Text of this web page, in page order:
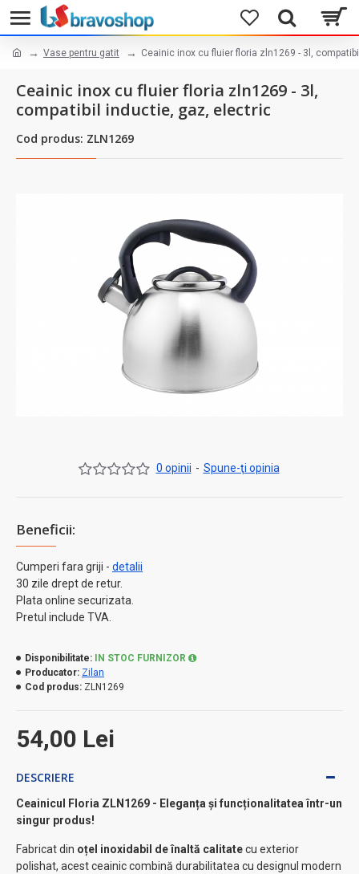
Vase pentru gatit Ceainic inox cu fluier floria zln1269 - 3l,
Ceainic inox cu fluier floria zln1269 - 3l,
compatibil inductie, gaz, electric
Cod produs: ZLN1269
Beneficii:
Cumperi fara griji - detalii
30 zile drept de retur.
Plata online securizata.
Pretul include TVA.
0 opinii - Spune-ţi opinia
54,00 Lei
Disponibilitate:
IN STOC FURNIZOR
Producator: Zilan
Cod produs: ZLN1269
DESCRIERE
Ceainicul Floria ZLN1269 - Eleganța și funcționalitatea într-un
singur produs!
Fabricat din oțel inoxidabil de înaltă calitatecu exterior
polishat, acest ceainic combină durabilitatea cu designul modern